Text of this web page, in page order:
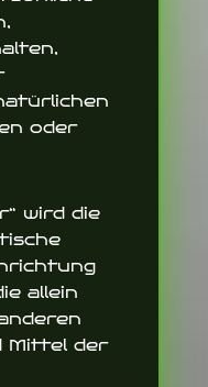
oder
wird die
allein
Mittel der